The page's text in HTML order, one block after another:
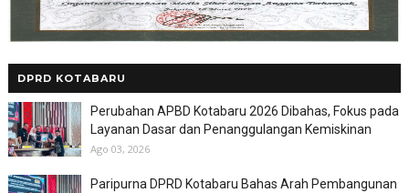
DPRD KOTABARU
Perubahan APBD Kotabaru 2026 Dibahas, Fokus pada
Layanan Dasar dan Penanggulangan Kemiskinan
Ago 03, 2026
Paripurna DPRD Kotabaru Bahas Arah Pembangunan